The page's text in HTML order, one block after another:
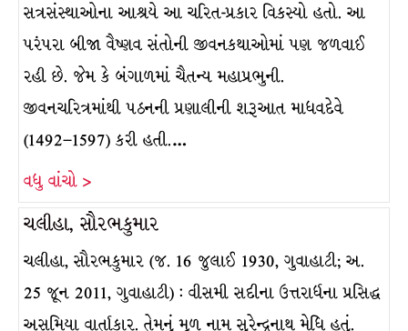
સત્રસંસ્થાઓના આશ્રયે આ ચરિત-પ્રકાર વિકસ્યો હતો. આ
પરંપરા બીજા વૈષ્ણવ સંતોની જીવનકથાઓમાં પણ જળવાઈ
રહી છે. જેમ કે બંગાળમાં ચૈતન્ય મહાપ્રભુની.
જીવનચરિત્રમાંથી પઠનની પ્રણાલીની શરૂઆત માધવદેવે
(1492–1597) કરી હતી.…
વધુ વાંચો >
ચલીહા, સૌરભકુમાર
ચલીહા, સૌરભકુમાર (જ. 16 જુલાઈ 1930, ગુવાહાટી; અ.
25 જૂન 2011, ગુવાહાટી) : વીસમી સદીના ઉત્તરાર્ધના પ્રસિદ્ધ
અસમિયા વાર્તાકાર. તેમનું મૂળ નામ સુરેન્દ્રનાથ મેધિ હતું.